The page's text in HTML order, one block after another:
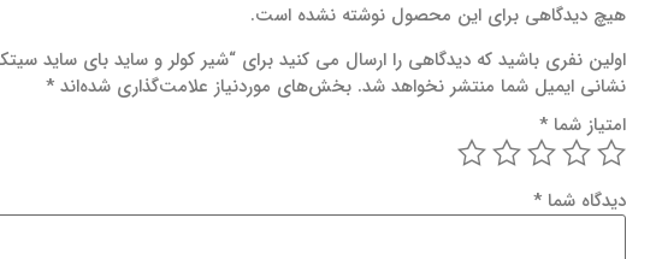
هیچ دیدگاهی برای این محصول نوشته نشده است.
اولین نفری باشید که دیدگاهی را ارسال می کنید برای “شیر کولر و ساید بای ساید
نشانی ایمیل شما منتشر نخواهد شد. بخش‌های موردنیاز علامت‌گذاری شده‌اند *
امتیاز شما *
دیدگاه شما *